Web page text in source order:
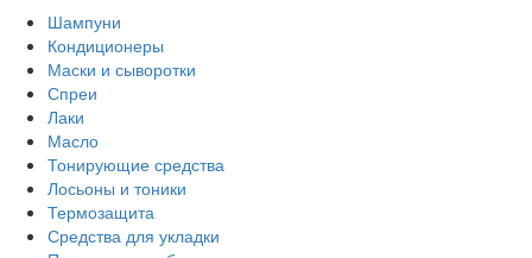
Шампуни
Кондиционеры
Маски и сыворотки
Спреи
Лаки
Масло
Тонирующие средства
Лосьоны и тоники
Термозащита
Средства для укладки